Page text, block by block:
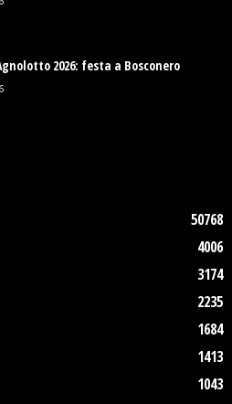
2026: festa a Bosconero
50768
4006
3174
2235
1684
1413
1043